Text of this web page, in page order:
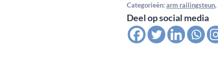
variabel
voor
Categorieën: arm railingsteun,
Deel op social media